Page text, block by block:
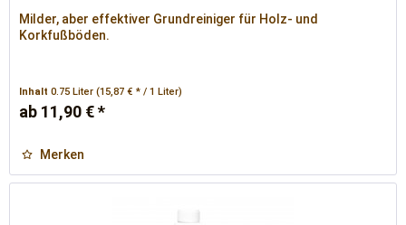
Milder, aber effektiver Grundreiniger für Holz- und
Korkfußböden.
Inhalt0.75 Liter(15,87 € * / 1 Liter)
ab 11,90 € *
Merken